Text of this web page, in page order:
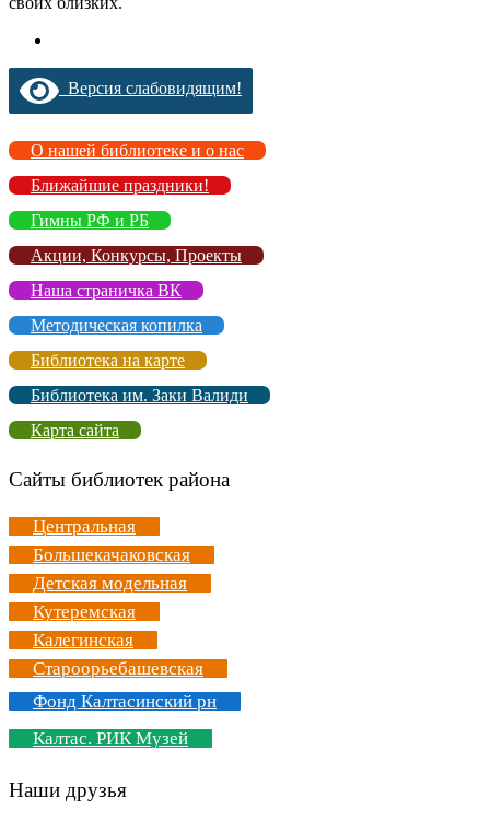
Версия слабовидящим!
О нашей библиотеке и о нас
Ближайшие праздники!
Гимны РФ и РБ
Акции, Конкурсы, Проекты
Наша страничка ВК
Методическая копилка
Библиотека на карте
Библиотека им. Заки Валиди
Карта сайта
Сайты библиотек района
Центральная
Большекачаковская
Детская модельная
Кутеремская
Калегинская
Староорьебашевская
Фонд Калтасинский рн
Калтас. РИК Музей
Наши друзья